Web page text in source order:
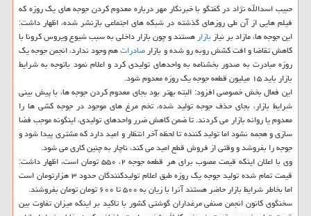
حبیب اسدالله نژاد در گفتگو با خبرنگار مهر درباره معدوم كردن جوجه های یك روزه كه
فیلم هایی از آن طی روزهای گذشته در شبكه های اجتماعی بازنشر شده، اظهار داشت:
این جوجه ها، مازاد بر نیازبازارهستند و چون بازار داخلی به سبب شیوع ویروس كرونا با
كاهش تقاضا و افت كشش روبه رو شده و بازارصادراتهم وجود ندارد، انجمن جوجه یك
روزه مبادرت به صدور بخشنامه به واحدهای تولیدی كرد و اعلام نمود باتوجه به شرایط
بازار باید ۱۵ میلیون قطعه جوجه یك روزه معدوم شود.
این فعال بخش خصوصی افزود: البته بهتر بود بجای معدوم كردن جوجه ها، با پیش بینی
شرایط بازار، بجای حذف جوجه تولید شده، تخم مرغ های موجود در جوجه كشی ها را
معدوم یا روانه بازار می كردند. تا ضمن كاهش ضرر واحدهای تولیدی، اینگونه موجب فضا
سازی و هجمه نشود اما تولید كننده تا لحظه آخر انتظار و امید دارد كه مشتری پیدا شود و
جوجه را بفروشد و وقتی از فروش قطع امید می كند، ناچار به چنین كاری می شود.
وی با اعلان اینكه قیمت مصوب برای هر قطعه جوجه ۲، ۵۵۰ تومان است، اظهار داشت:
قیمت تمام شده تولید جوجه یك روزه طبق اعلام تولیدكنندگان حدود ۳ هزارتومان است
اما بخاطر شرایط بازار حاضر هستند آنرا با زیان به ۵۰۰ تا ۶۰۰ تومان تومان بفروشند.
سخنگوی كانون انجمن صنفی مرغداران گوشتی كشور با تاكید بر اینكه میزان تفاوت بین